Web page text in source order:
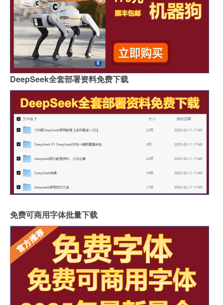
DeepSeek全套部署资料免费下载
免费可商用字体批量下载